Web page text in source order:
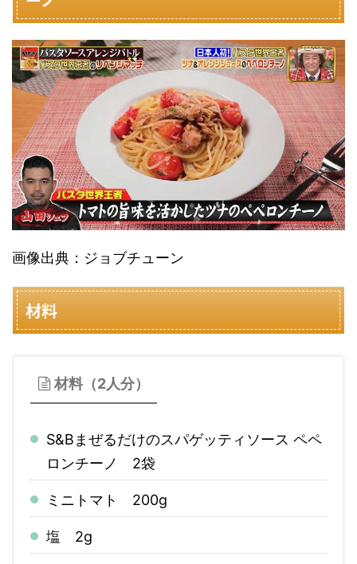
画像出典：ジョブチューン
材料
材料（2人分）
S&Bまぜるだけのスパゲッティソース ペペ
ロンチーノ 2袋
ミニトマト 200g
塩 2g